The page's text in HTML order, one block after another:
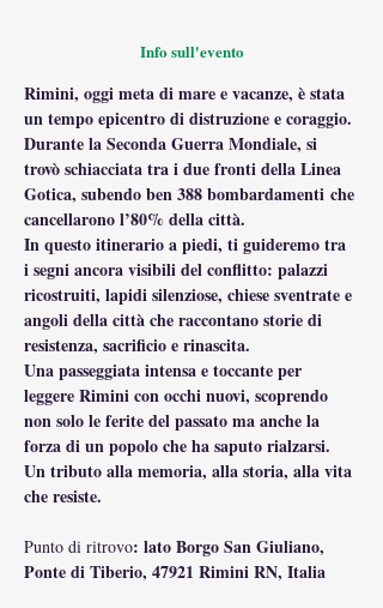
Info sull'evento
Rimini, oggi meta di mare e vacanze, è stata
un tempo epicentro di distruzione e coraggio.
Durante la Seconda Guerra Mondiale, si
trovò schiacciata tra i due fronti della Linea
Gotica, subendo ben 388 bombardamenti che
cancellarono l’80% della città.
In questo itinerario a piedi, ti guideremo tra
i segni ancora visibili del conflitto: palazzi
ricostruiti, lapidi silenziose, chiese sventrate e
angoli della città che raccontano storie di
resistenza, sacrificio e rinascita.
Una passeggiata intensa e toccante per
leggere Rimini con occhi nuovi, scoprendo
non solo le ferite del passato ma anche la
forza di un popolo che ha saputo rialzarsi.
Un tributo alla memoria, alla storia, alla vita
che resiste.
Punto di ritrovo: lato Borgo San Giuliano,
Ponte di Tiberio, 47921 Rimini RN, Italia